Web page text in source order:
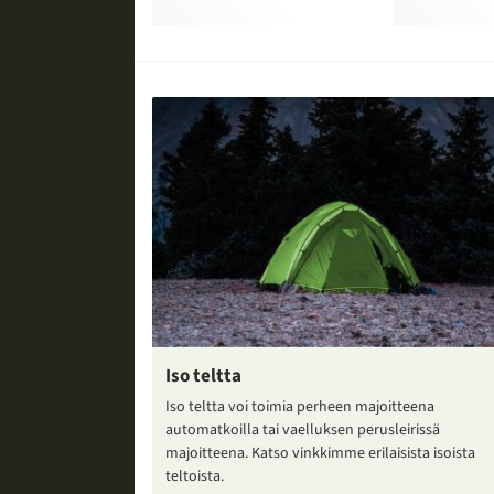
Iso teltta
Iso teltta voi toimia perheen majoitteena
automatkoilla tai vaelluksen perusleirissä
majoitteena. Katso vinkkimme erilaisista isoista
teltoista.